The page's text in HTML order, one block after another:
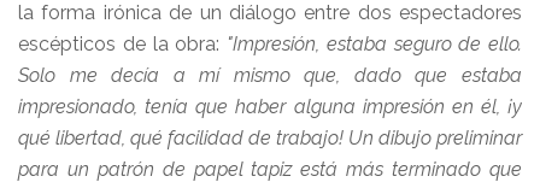
la forma irónica de un diálogo entre dos espectadores
escépticos de la obra: "Impresión, estaba seguro de ello.
Solo me decía a mí mismo que, dado que estaba
impresionado, tenía que haber alguna impresión en él, ¡y
qué libertad, qué facilidad de trabajo! Un dibujo preliminar
para un patrón de papel tapiz está más terminado que